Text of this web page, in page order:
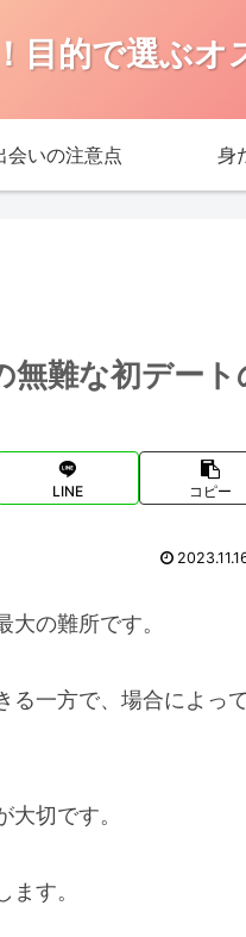
目的で選ぶ
会いの注意点 身
無難な初デート
LINE コピー
の難所です。
る一方で、場合によっ
切です。
す。